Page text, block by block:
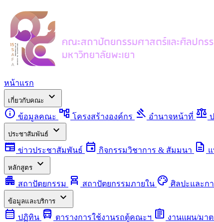
หน้าแรก
เกี่ยวกับคณะ
expand_more
info ข้อมูลคณะ account_tree โครงสร้างองค์กร gavel อำนาจหน้าที่ balance
ประชาสัมพันธ์
expand_more
newspaper ข่าวประชาสัมพันธ์ event กิจกรรมวิชาการ & สัมมนา description
หลักสูตร
expand_more
apartment สถาปัตยกรรม chair_alt สถาปัตยกรรมภายใน palette ศิลปะและก
ข้อมูลและบริการ
expand_more
calendar_month ปฏิทิน directions_bus ตารางการใช้งานรถตู้คณะฯ assignment งานแผน/มา